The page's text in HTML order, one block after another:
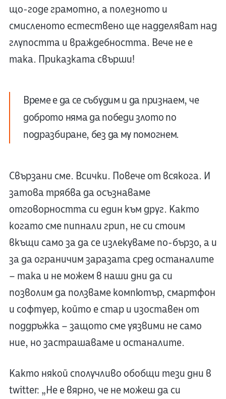
що-годе грамотно, а полезното и
смисленото естествено ще надделяват над
глупостта и враждебността. Вече не е
така. Приказката свърши!
Време е да се събудим и да признаем, че
доброто няма да победи злото по
подразбиране, без да му помогнем.
Свързани сме. Всички. Повече от всякога. И
затова трябва да осъзнаваме
отговорността си един към друг. Както
когато сме пипнали грип, не си стоим
вкъщи само за да се излекуваме по-бързо, а и
за да ограничим заразата сред останалите
– така и не можем в наши дни да си
позволим да ползваме компютър, смартфон
и софтуер, който е стар и изоставен от
поддръжка – защото сме уязвими не само
ние, но застрашаваме и останалите.
Както някой сполучливо обобщи тези дни в
twitter: „Не е вярно, че не можеш да си